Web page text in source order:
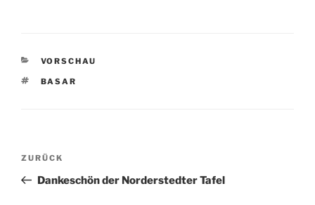
KATEGORIEN
VORSCHAU
SCHLAGWÖRTER
BASAR
Beitragsnavigation
Vorheriger
Beitrag
ZURÜCK
Dankeschön der Norderstedter Tafel